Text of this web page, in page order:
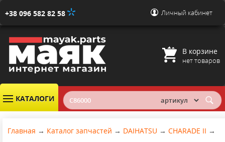
+38 096 582 82 58 Личный кабинет
В корзине
нет товаров
КАТАЛОГИ
Главная → Каталог запчастей → DAIHATSU → CHARADE II →